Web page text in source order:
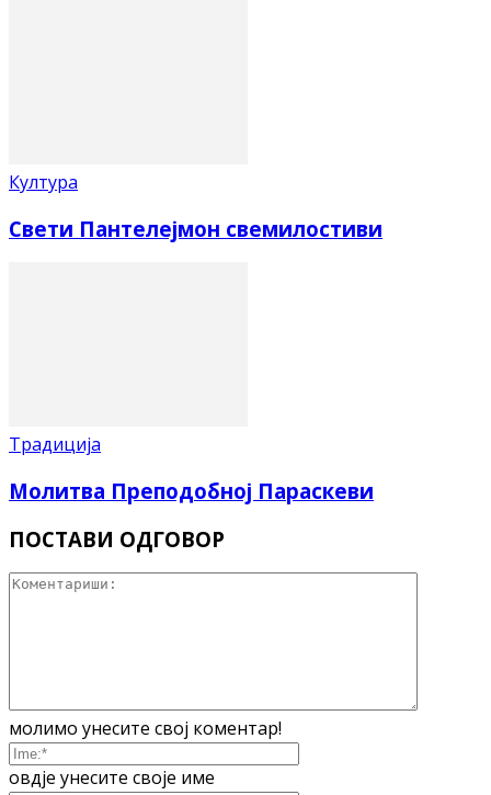
Култура
Свети Пантелејмон свемилостиви
Традиција
Молитва Преподобној Параскеви
ПОСТАВИ ОДГОВОР
молимо унесите свој коментар!
овдје унесите своје име